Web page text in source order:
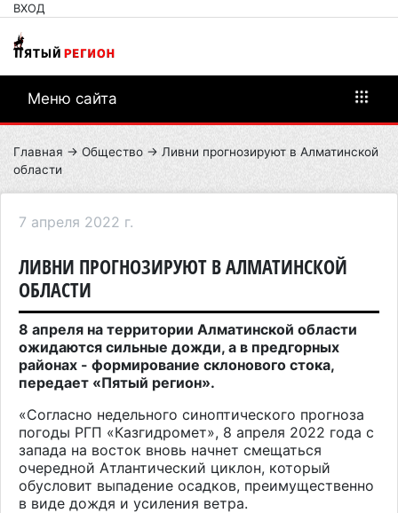
ВХОД
Меню сайта
Главная → Общество → Ливни прогнозируют в Алматинской
области
7 апреля 2022 г.
ЛИВНИ ПРОГНОЗИРУЮТ В АЛМАТИНСКОЙ
ОБЛАСТИ
8 апреля на территории Алматинской области
ожидаются сильные дожди, а в предгорных
районах - формирование склонового стока,
передает «Пятый регион».
«Согласно недельного синоптического прогноза
погоды РГП «Казгидромет», 8 апреля 2022 года с
запада на восток вновь начнет смещаться
очередной Атлантический циклон, который
обусловит выпадение осадков, преимущественно
в виде дождя и усиления ветра.